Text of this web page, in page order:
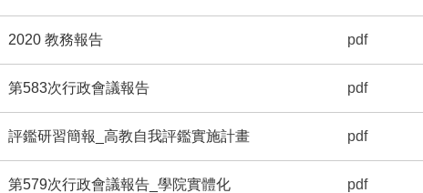
2020 教務報告 pdf
第583次行政會議報告 pdf
評鑑研習簡報_高教自我評鑑實施計畫 pdf
第579次行政會議報告_學院實體化 pdf